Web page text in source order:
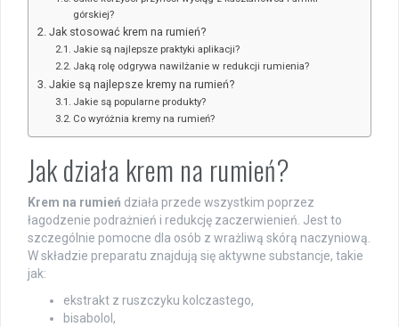
górskiej?
Jak stosować krem na rumień?
Jakie są najlepsze praktyki aplikacji?
Jaką rolę odgrywa nawilżanie w redukcji rumienia?
Jakie są najlepsze kremy na rumień?
Jakie są popularne produkty?
Co wyróżnia kremy na rumień?
Jak działa krem na rumień?
Krem na rumień działa przede wszystkim poprzez
łagodzenie podrażnień i redukcję zaczerwienień. Jest to
szczególnie pomocne dla osób z wrażliwą skórą naczyniową.
W składzie preparatu znajdują się aktywne substancje, takie
jak:
ekstrakt z ruszczyku kolczastego,
bisabolol,